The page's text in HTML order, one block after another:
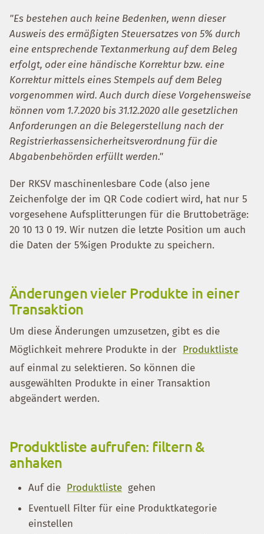
"Es bestehen auch keine Bedenken, wenn dieser
Ausweis des ermäßigten Steuersatzes von 5% durch
eine entsprechende Textanmerkung auf dem Beleg
erfolgt, oder eine händische Korrektur bzw. eine
Korrektur mittels eines Stempels auf dem Beleg
vorgenommen wird. Auch durch diese Vorgehensweise
können vom 1.7.2020 bis 31.12.2020 alle gesetzlichen
Anforderungen an die Belegerstellung nach der
Registrierkassensicherheitsverordnung für die
Abgabenbehörden erfüllt werden."
Der RKSV maschinenlesbare Code (also jene
Zeichenfolge der im QR Code codiert wird, hat nur 5
vorgesehene Aufsplitterungen für die Bruttobeträge:
20 10 13 0 19. Wir nutzen die letzte Position um auch
die Daten der 5%igen Produkte zu speichern.
Änderungen vieler Produkte in einer
Transaktion
Um diese Änderungen umzusetzen, gibt es die
Möglichkeit mehrere Produkte in der Produktliste
auf einmal zu selektieren. So können die
ausgewählten Produkte in einer Transaktion
abgeändert werden.
Produktliste aufrufen: filtern &
anhaken
Auf die Produktliste gehen
Eventuell Filter für eine Produktkategorie
einstellen